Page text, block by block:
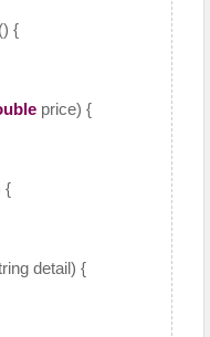
{
price) {
{
detail) {